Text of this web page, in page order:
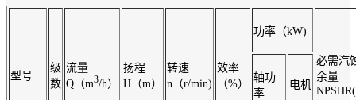
型号
级
数
流量
Q（m3/h）
扬程
H（m）
转速
n（r/min)
效率
（%）
功率（kW)
必需汽
余量
轴功
率
电机